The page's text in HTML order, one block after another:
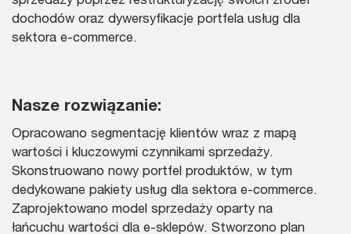
dochodów oraz dywersyfikacje portfela usług dla
sektora e-commerce.
Nasze rozwiązanie:
Opracowano segmentację klientów wraz z mapą
wartości i kluczowymi czynnikami sprzedaży.
Skonstruowano nowy portfel produktów, w tym
dedykowane pakiety usług dla sektora e-commerce.
Zaprojektowano model sprzedaży oparty na
łańcuchu wartości dla e-sklepów. Stworzono plan